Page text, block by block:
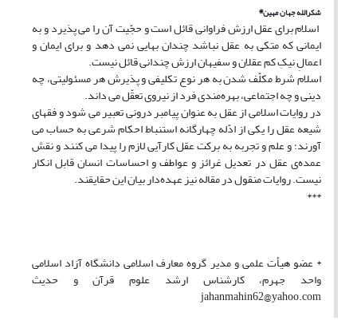
شکرالله جهان مهین*
اسلام برای عقل ارزش فراوانی قائل است و حجّیت آن را می پذیرد و به
ایمانی که متکی به عقل نباشد چندان بهایی نمی دهد و برای ایمان و
اعمالِ نیکِ کم عقلان و سفیهان ارزش چندانی قائل نیست.
اسلام شرط مکلّف شدن به هر نوع تکلیفی و پذیرش هر مسئولیتی، چه
دینی و چه اجتماعی، بهره‌مندی فرد از نیروی تعقّل می داند.
در روایات اسلامی از عقل به عنوان پیامبر درونی تعبیر می شود و فقهای
شیعه عقل را یکی از ادّله چهارگانه استنباط احکام شرعی به حساب می
آورند؛ و علم و تجربه به برکت عقل کارآیی لازم را پیدا می کنند و نقش
عمده‌ی عقل در تعدیل غرائز و عواطف و احساسات انسان قابل انکار
نیست. روایات منقول در مقاله نیز عهده‌دار بیان این حقایقند.
***
* عضو هیأت علمی و مدیر گروه معارف اسلامی دانشگاه آزاد اسلامی
واحد جهرم، کارشناس ارشد علوم قرآن و حدیث
jahanmahin62@yahoo.com